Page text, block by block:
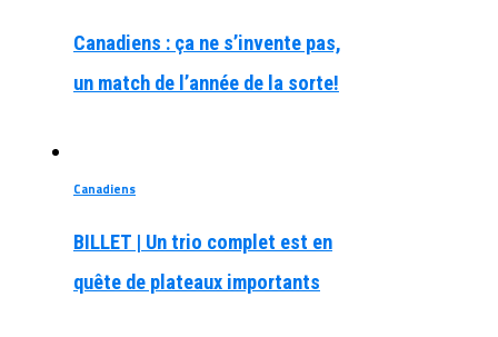
Canadiens : ça ne s’invente pas,
un match de l’année de la sorte!
Canadiens
BILLET | Un trio complet est en
quête de plateaux importants